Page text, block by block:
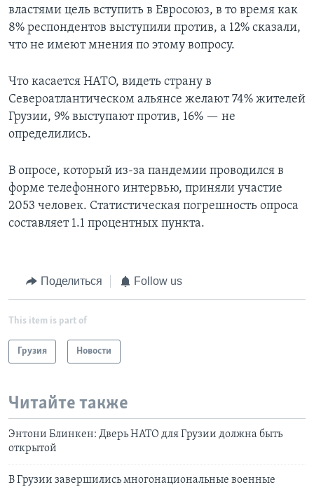
властями цель вступить в Евросоюз, в то время как
8% респондентов выступили против, а 12% сказали,
что не имеют мнения по этому вопросу.
Что касается НАТО, видеть страну в
Североатлантическом альянсе желают 74% жителей
Грузии, 9% выступают против, 16% — не
определились.
В опросе, который из-за пандемии проводился в
форме телефонного интервью, приняли участие
2053 человек. Статистическая погрешность опроса
составляет 1.1 процентных пункта.
Поделиться Follow us
This item is part of
Грузия Новости
Читайте также
Энтони Блинкен: Дверь НАТО для Грузии должна быть
открытой
В Грузии завершились многонациональные военные